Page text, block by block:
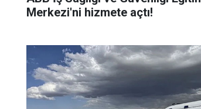
Merkezi'ni hizmete açtı!